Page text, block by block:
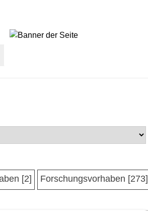
[2] Forschungsvorhaben [273]